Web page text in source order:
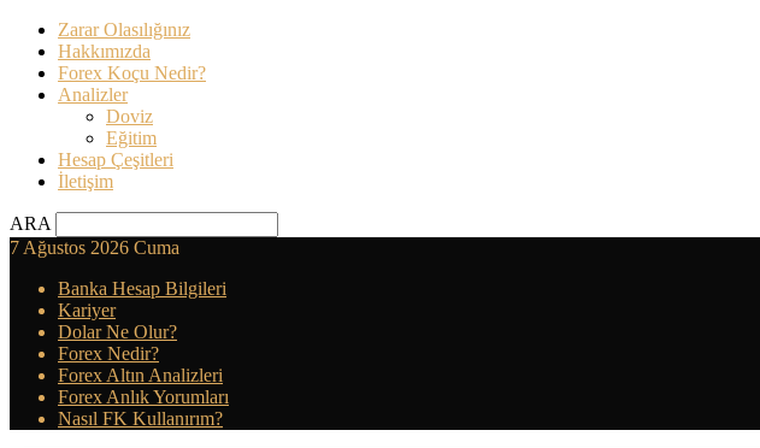
Zarar Olasılığınız
Hakkımızda
Forex Koçu Nedir?
Analizler
Doviz
Eğitim
Hesap Çeşitleri
İletişim
ARA
7 Ağustos 2026 Cuma
Banka Hesap Bilgileri
Kariyer
Dolar Ne Olur?
Forex Nedir?
Forex Altın Analizleri
Forex Anlık Yorumları
Nasıl FK Kullanırım?